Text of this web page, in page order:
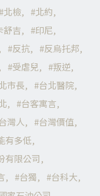
北檢
北約
舒吉
印尼
反抗
反烏托邦
受虐兒
叛逆
市長
台北醫院
台客寓言
灣人
台灣價值
有多低
有限公司
台獨
台科大